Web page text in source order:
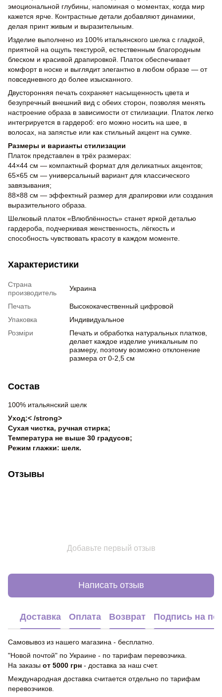
эмоциональной глубины, напоминая о моментах, когда мир
кажется ярче. Контрастные детали добавляют динамики,
делая принт живым и выразительным.
Изделие выполнено из 100% итальянского шелка с гладкой,
приятной на ощупь текстурой, естественным благородным
блеском и красивой драпировкой. Платок обеспечивает
комфорт в носке и выглядит элегантно в любом образе — от
повседневного до более изысканного.
Двусторонняя печать сохраняет насыщенность цвета и
безупречный внешний вид с обеих сторон, позволяя менять
настроение образа в зависимости от стилизации. Платок легко
интегрируется в гардероб: его можно носить на шее, в
волосах, на запястье или как стильный акцент на сумке.
Размеры и варианты стилизации
Платок представлен в трёх размерах:
44×44 см — компактный формат для деликатных акцентов;
65×65 см — универсальный вариант для классического
завязывания;
88×88 см — эффектный размер для драпировки или создания
выразительного образа.
Шелковый платок «Влюблённость» станет яркой деталью
гардероба, подчеркивая женственность, лёгкость и
способность чувствовать красоту в каждом моменте.
Характеристики
Страна
производитель
Украина
Печать
Высококачественный цифровой
Упаковка
Индивидуальное
Розміри
Печать и обработка натуральных платков,
делает каждое изделие уникальным по
размеру, поэтому возможно отклонение
размера от 0-2,5 см
Состав
100% итальянский шелк
Уход:< /strong>
Сухая чистка, ручная стирка;
Температура не выше 30 градусов;
Режим глажки: шелк.
Отзывы
Добавьте первый отзыв
Написать отзыв
Доставка Оплата Возврат Подпись на
Самовывоз из нашего магазина - бесплатно.
"Новой почтой" по Украине - по тарифам перевозчика.
На заказы от 5000 грн - доставка за наш счет.
Международная доставка считается отдельно по тарифам
перевозчиков.